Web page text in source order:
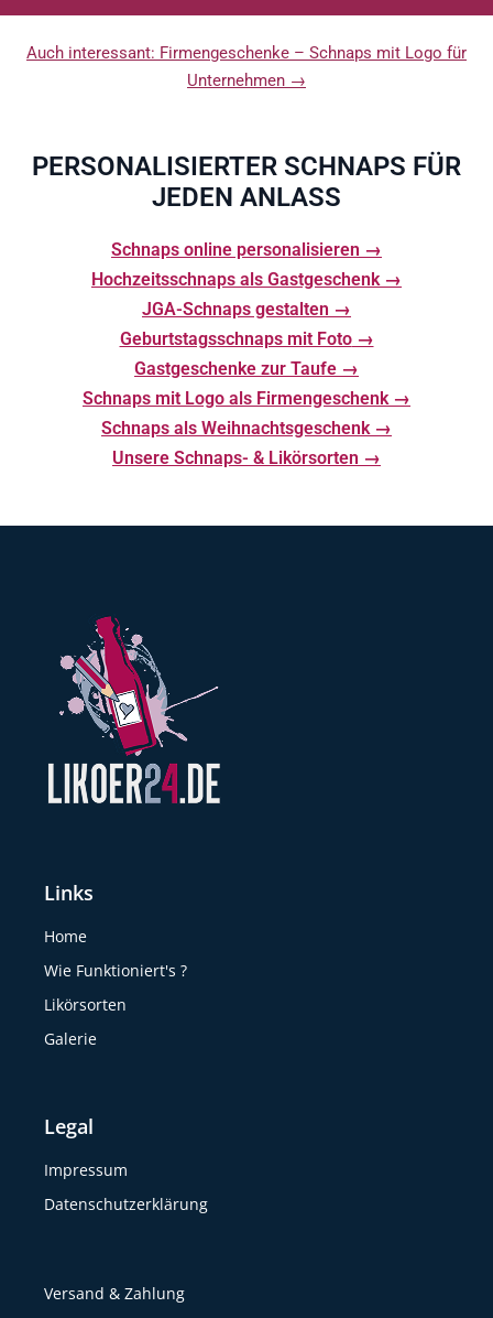
Auch interessant: Firmengeschenke – Schnaps mit Logo für
Unternehmen →
PERSONALISIERTER SCHNAPS FÜR
JEDEN ANLASS
Schnaps online personalisieren
Hochzeitsschnaps als Gastgeschenk
JGA-Schnaps gestalten
Geburtstagsschnaps mit Foto
Gastgeschenke zur Taufe
Schnaps mit Logo als Firmengeschenk
Schnaps als Weihnachtsgeschenk
Unsere Schnaps- & Likörsorten
Links
Home
Wie Funktioniert's ?
Likörsorten
Galerie
Legal
Impressum
Datenschutzerklärung
Versand & Zahlung